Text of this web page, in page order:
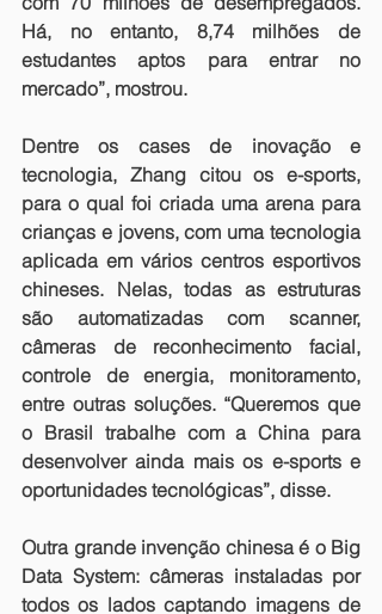
Há, no entanto, 8,74 milhões de
estudantes aptos para entrar no
mercado”, mostrou.
Dentre os cases de inovação e
tecnologia, Zhang citou os e-sports,
para o qual foi criada uma arena para
crianças e jovens, com uma tecnologia
aplicada em vários centros esportivos
chineses. Nelas, todas as estruturas
são automatizadas com scanner,
câmeras de reconhecimento facial,
controle de energia, monitoramento,
entre outras soluções. “Queremos que
o Brasil trabalhe com a China para
desenvolver ainda mais os e-sports e
oportunidades tecnológicas”, disse.
Outra grande invenção chinesa é o Big
Data System: câmeras instaladas por
todos os lados captando imagens de